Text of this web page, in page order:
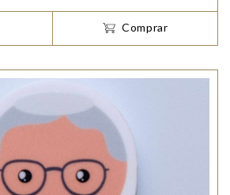
Comprar